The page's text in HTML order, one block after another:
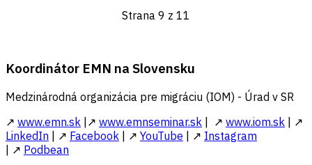
Strana 9 z 11
Koordinátor EMN na Slovensku
Medzinárodná organizácia pre migráciu (IOM) - Úrad v SR
↗ www.emn.sk |↗ www.emnseminar.sk | ↗ www.iom.sk | ↗
LinkedIn | ↗ Facebook | ↗ YouTube | ↗ Instagram
| ↗ Podbean